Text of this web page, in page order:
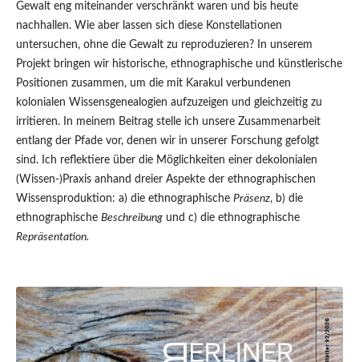
Gewalt eng miteinander verschränkt waren und bis heute
nachhallen. Wie aber lassen sich diese Konstellationen
untersuchen, ohne die Gewalt zu reproduzieren? In unserem
Projekt bringen wir historische, ethnographische und künstlerische
Positionen zusammen, um die mit Karakul verbundenen
kolonialen Wissensgenealogien aufzuzeigen und gleichzeitig zu
irritieren. In meinem Beitrag stelle ich unsere Zusammenarbeit
entlang der Pfade vor, denen wir in unserer Forschung gefolgt
sind. Ich reflektiere über die Möglichkeiten einer dekolonialen
(Wissen-)Praxis anhand dreier Aspekte der ethnographischen
Wissensproduktion: a) die ethnographische Präsenz, b) die
ethnographische Beschreibungund c) die ethnographische
Repräsentation.